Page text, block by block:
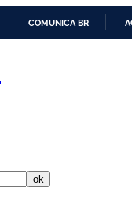
COMUNICA BR